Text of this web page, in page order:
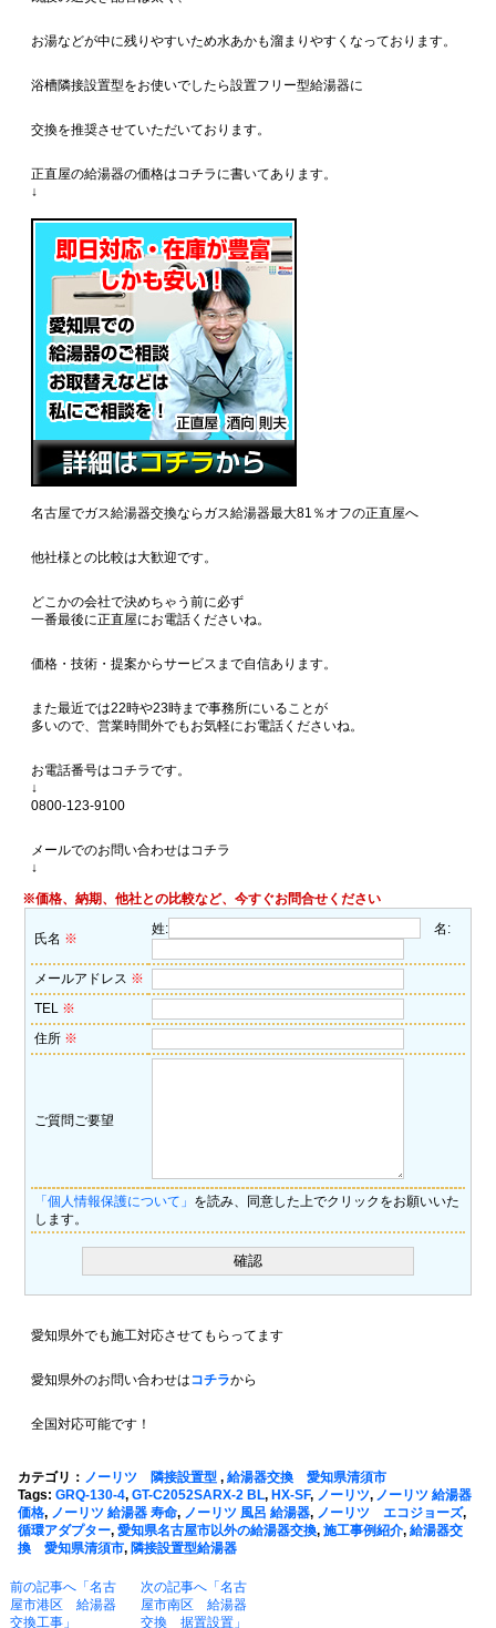
お湯などが中に残りやすいため水あかも溜まりやすくなっております。
浴槽隣接設置型をお使いでしたら設置フリー型給湯器に
交換を推奨させていただいております。
正直屋の給湯器の価格はコチラに書いてあります。
↓
名古屋でガス給湯器交換ならガス給湯器最大81％オフの正直屋へ
他社様との比較は大歓迎です。
どこかの会社で決めちゃう前に必ず
一番最後に正直屋にお電話くださいね。
価格・技術・提案からサービスまで自信あります。
また最近では22時や23時まで事務所にいることが
多いので、営業時間外でもお気軽にお電話くださいね。
お電話番号はコチラです。
↓
0800-123-9100
メールでのお問い合わせはコチラ
↓
※価格、納期、他社との比較など、今すぐお問合せください
氏名 ※
姓: 名:
メールアドレス ※
TEL ※
住所 ※
ご質問ご要望
「個人情報保護について」 を読み、同意した上でクリックをお願いいた
します。
愛知県外でも施工対応させてもらってます
愛知県外のお問い合わせはコチラから
全国対応可能です！
カテゴリ： ノーリツ 隣接設置型, 給湯器交換 愛知県清須市
Tags: GRQ-130-4, GT-C2052SARX-2 BL, HX-SF, ノーリツ, ノーリツ 給湯器
価格, ノーリツ 給湯器 寿命, ノーリツ 風呂 給湯器, ノーリツ エコジョーズ,
循環アダプター, 愛知県名古屋市以外の給湯器交換, 施工事例紹介, 給湯器交
換 愛知県清須市, 隣接設置型給湯器
前の記事へ「名古
屋市港区 給湯器
交換工事」
次の記事へ「名古
屋市南区 給湯器
交換 据置設置」